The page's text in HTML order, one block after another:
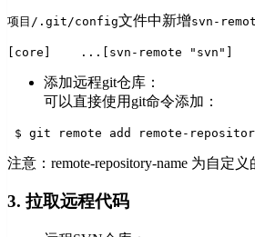
项目/.git/config文件中新增svn-
[core]
    ...
[svn-remote "svn"]
添加远程git仓库：
可以直接使用git命令添加：
$ git remote add remote-
注意：remote-repository-name 为自定
3. 拉取远程代码